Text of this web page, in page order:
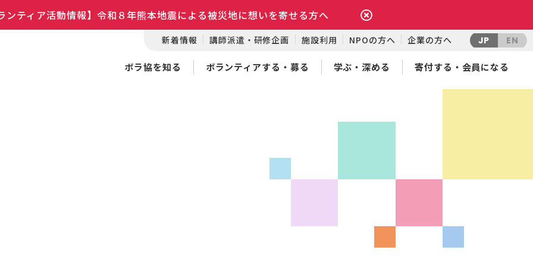
ンティア活動情報】令和８年熊本地震による被災地に想いを寄せる方へ
新着情報 講師派遣・研修企画 施設利用 NPOの方へ 企業の方へ JP EN
ボラ協を知る ボランティアする・募る 学ぶ・深める 寄付する・会員になる